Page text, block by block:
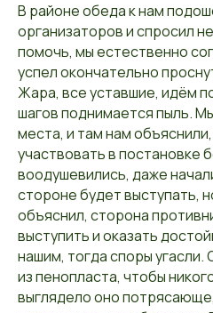
В районе обеда к нам
организаторов и спросил
помочь, мы естественно
успел окончательно
Жара, все уставшие, идём
шагов поднимается пыль.
места, и там нам
участвовать в постановке
воодушевились, даже
стороне будет выступать,
объяснил, сторона
выступить и оказать
нашим, тогда споры
из пенопласта, чтобы
выглядело оно